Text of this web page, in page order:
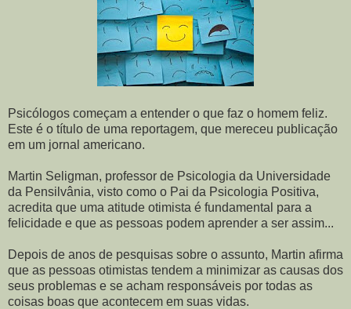
Psicólogos começam a entender o que faz o homem feliz.
Este é o título de uma reportagem, que mereceu publicação
em um jornal americano.
Martin Seligman, professor de Psicologia da Universidade
da Pensilvânia, visto como o Pai da Psicologia Positiva,
acredita que uma atitude otimista é fundamental para a
felicidade e que as pessoas podem aprender a ser assim...
Depois de anos de pesquisas sobre o assunto, Martin afirma
que as pessoas otimistas tendem a minimizar as causas dos
seus problemas e se acham responsáveis por todas as
coisas boas que acontecem em suas vidas.